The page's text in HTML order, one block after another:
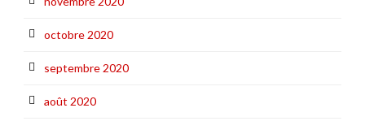
octobre 2020
septembre 2020
août 2020